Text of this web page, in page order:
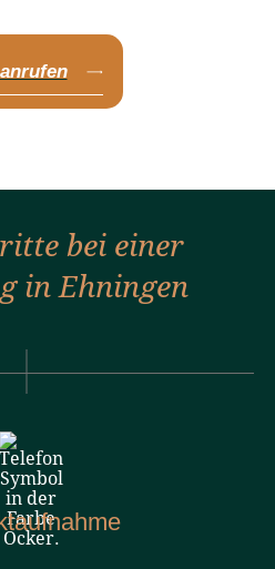
bei einer
in Ehningen